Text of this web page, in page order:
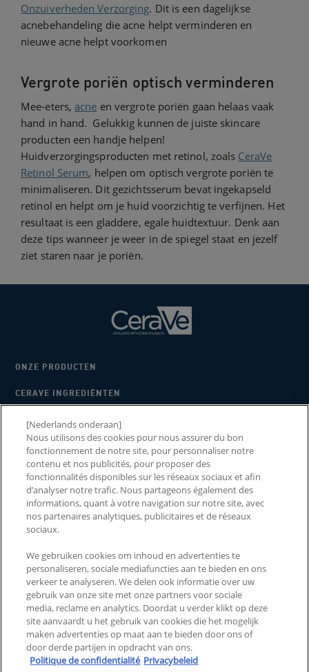
Onzuiverheden Verzorging. Dit is een dagelijkse
acnebehandeling die acne helpt verminderen en
nieuwe acne helpt voorkomen
Vergrote poriën optisch verminderen
Mee-eters,acne en vergrote poriën gaan helaas vaak
hand in hand. Gelukkig kunnen de juiste skincare
producten een handje helpen!
Huidverzorgingsproducten met retinol, zoals CeraVe
Retinol Serum, helpen om optisch vergrote poriën te
minimaliseren. Dit gezichtsserum bevat ingekapseld
retinol en helpt om je huid voorzichtig te verfijnen. Het
resultaat is een gladdere, egale huidtextuur. Denk aan
deze tips wanneer je weer in de spiegel staat en jezelf
ziet staren naar je poriën.
ONZE PRODUCTEN
CERAVE INGREDIËNTEN
WAAROM CERAVE
2026 CERAWARDS
NEEM CONTACT MET ONS
OP
LANDEN EN REGIO'S
ALGEMENE VOORWAARDEN PRIVACYBELEID
ALGEMENE VOORWAARDEN
VOOR CONSUMENTEN
REVIEWS EN RECENSIES
MIJN COOKIE-
INSTELLINGEN
[Nederlands onderaan]
Nous utilisons des cookies pour nous assurer du bon
fonctionnement de notre site, pour personnaliser notre
contenu et nos publicités, pour proposer des
fonctionnalités disponibles sur les réseaux sociaux et afin
d’analyser notre trafic. Nous partageons également des
informations, quant à votre navigation sur notre site, avec
nos partenaires analytiques, publicitaires et de réseaux
sociaux.
We gebruiken cookies om inhoud en advertenties te
personaliseren, sociale mediafuncties aan te bieden en ons
verkeer te analyseren. We delen ook informatie over uw
gebruik van onze site met onze partners voor sociale
media, reclame en analytics. Doordat u verder klikt op deze
site aanvaardt u het gebruik van cookies die het mogelijk
maken advertenties op maat aan te bieden door ons of
door derde partijen in opdracht van ons.
Politique de confidentialité Privacybeleid